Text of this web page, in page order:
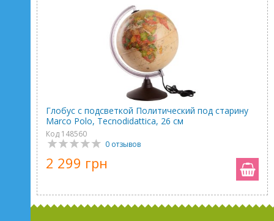
Глобус с подсветкой Политический под старину
Marco Polo, Tecnodidattica, 26 см
Код 148560
0 отзывов
2 299 грн